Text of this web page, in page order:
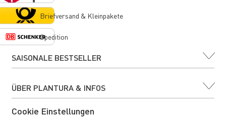
SAISONALE BESTSELLER
ÜBER PLANTURA & INFOS
Cookie Einstellungen
Briefversand & Kleinpakete
Spedition